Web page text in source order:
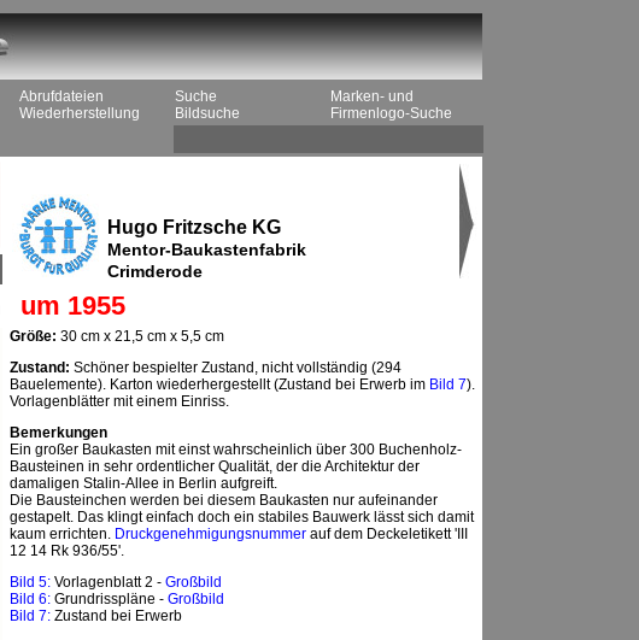
Abrufdateien
Wiederherstellung
Suche
Bildsuche
Marken- und
Firmenlogo-Suche
Hugo Fritzsche KG
Mentor-Baukastenfabrik
Crimderode
um 1955
Größe: 30 cm x 21,5 cm x 5,5 cm
Zustand: Schöner bespielter Zustand, nicht vollständig (294
Bauelemente). Karton wiederhergestellt (Zustand bei Erwerb im Bild 7).
Vorlagenblätter mit einem Einriss.
Bemerkungen
Ein großer Baukasten mit einst wahrscheinlich über 300 Buchenholz-
Bausteinen in sehr ordentlicher Qualität, der die Architektur der
damaligen Stalin-Allee in Berlin aufgreift.
Die Bausteinchen werden bei diesem Baukasten nur aufeinander
gestapelt. Das klingt einfach doch ein stabiles Bauwerk lässt sich damit
kaum errichten. Druckgenehmigungsnummer auf dem Deckeletikett 'III
12 14 Rk 936/55'.
Bild 5: Vorlagenblatt 2 - Großbild
Bild 6: Grundrisspläne - Großbild
Bild 7: Zustand bei Erwerb